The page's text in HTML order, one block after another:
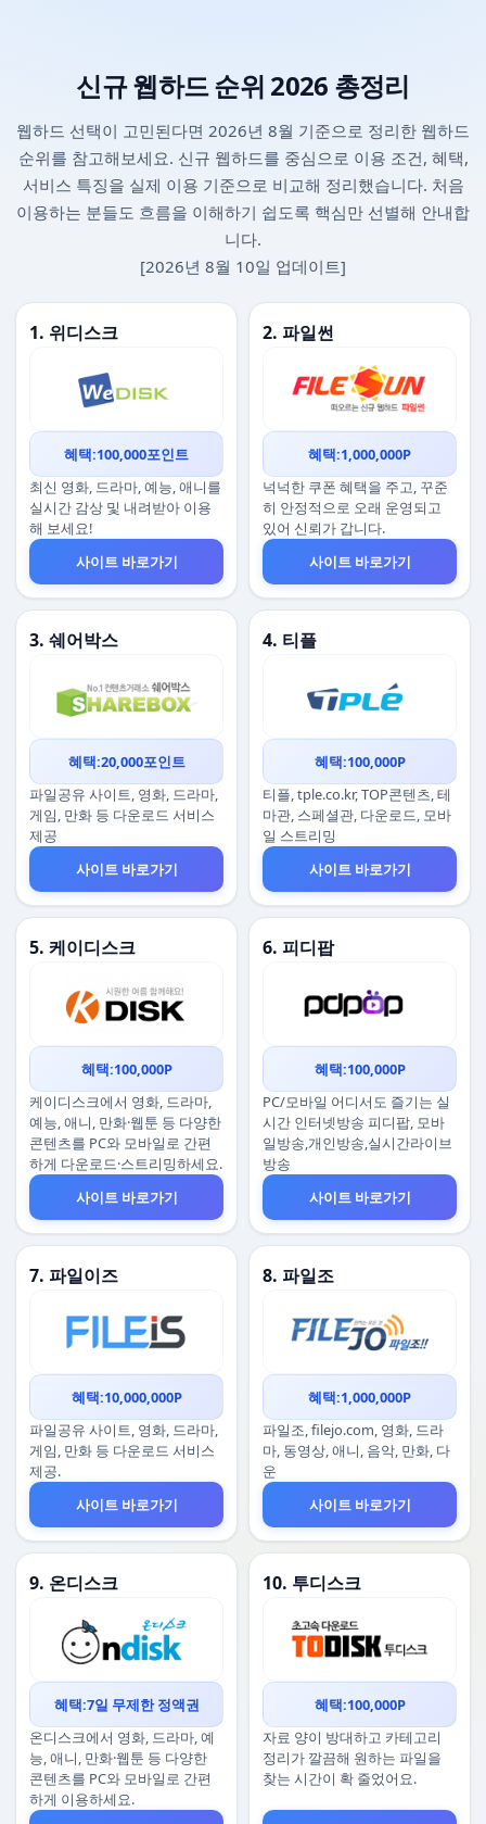
신규 웹하드 순위 2026 총정리
웹하드 선택이 고민된다면 2026년 8월 기준으로 정리한 웹하드
순위를 참고해보세요. 신규 웹하드를 중심으로 이용 조건, 혜택,
서비스 특징을 실제 이용 기준으로 비교해 정리했습니다. 처음
이용하는 분들도 흐름을 이해하기 쉽도록 핵심만 선별해 안내합
니다.
[2026년 8월 10일 업데이트]
1. 위디스크
혜택:100,000포인트
최신 영화, 드라마, 예능, 애니를
실시간 감상 및 내려받아 이용
해 보세요!
사이트 바로가기
2. 파일썬
혜택:1,000,000P
넉넉한 쿠폰 혜택을 주고, 꾸준
히 안정적으로 오래 운영되고
있어 신뢰가 갑니다.
사이트 바로가기
3. 쉐어박스
혜택:20,000포인트
파일공유 사이트, 영화, 드라마,
게임, 만화 등 다운로드 서비스
제공
사이트 바로가기
4. 티플
혜택:100,000P
티플, tple.co.kr, TOP콘텐츠, 테
마관, 스페셜관, 다운로드, 모바
일 스트리밍
사이트 바로가기
5. 케이디스크
혜택:100,000P
케이디스크에서 영화, 드라마,
예능, 애니, 만화·웹툰 등 다양한
콘텐츠를 PC와 모바일로 간편
하게 다운로드·스트리밍하세요.
사이트 바로가기
6. 피디팝
혜택:100,000P
PC/모바일 어디서도 즐기는 실
시간 인터넷방송 피디팝, 모바
일방송,개인방송,실시간라이브
방송
사이트 바로가기
7. 파일이즈
혜택:10,000,000P
파일공유 사이트, 영화, 드라마,
게임, 만화 등 다운로드 서비스
제공.
사이트 바로가기
8. 파일조
혜택:1,000,000P
파일조, filejo.com, 영화, 드라
마, 동영상, 애니, 음악, 만화, 다
운
사이트 바로가기
9. 온디스크
혜택:7일 무제한 정액권
온디스크에서 영화, 드라마, 예
능, 애니, 만화·웹툰 등 다양한
콘텐츠를 PC와 모바일로 간편
하게 이용하세요.
10. 투디스크
혜택:100,000P
자료 양이 방대하고 카테고리
정리가 깔끔해 원하는 파일을
찾는 시간이 확 줄었어요.